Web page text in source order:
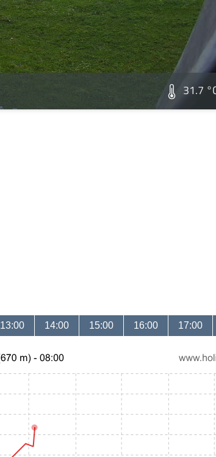
31.7
13:00 14:00 15:00 16:00 17:00